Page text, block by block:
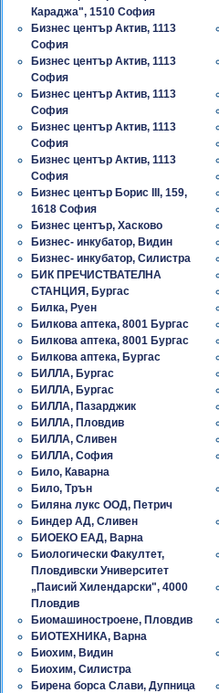
Караджа", 1510 София
Бизнес център Актив, 1113
София
Бизнес център Актив, 1113
София
Бизнес център Актив, 1113
София
Бизнес център Актив, 1113
София
Бизнес център Актив, 1113
София
Бизнес център Борис III, 159,
1618 София
Бизнес център, Хасково
Бизнес- инкубатор, Видин
Бизнес- инкубатор, Силистра
БИК ПРЕЧИСТВАТЕЛНА
СТАНЦИЯ, Бургас
Билка, Руен
Билкова аптека, 8001 Бургас
Билкова аптека, 8001 Бургас
Билкова аптека, Бургас
БИЛЛА, Бургас
БИЛЛА, Бургас
БИЛЛА, Пазарджик
БИЛЛА, Пловдив
БИЛЛА, Сливен
БИЛЛА, София
Било, Каварна
Било, Трън
Биляна лукс ООД, Петрич
Биндер АД, Сливен
БИОЕКО ЕАД, Варна
Биологически Факултет,
Пловдивски Университет
„Паисий Хилендарски", 4000
Пловдив
Биомашиностроене, Пловдив
БИОТЕХНИКА, Варна
Биохим, Видин
Биохим, Силистра
Бирена борса Слави, Дупница